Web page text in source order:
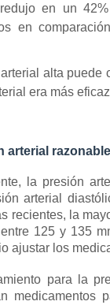
en un
en
alta puede
era más
arterial razonable
la presión
arterial
recientes, la
125 y 135
ajustar los
para la
medicamentos